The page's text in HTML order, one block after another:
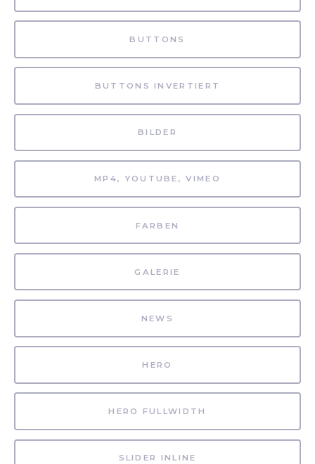
BUTTONS
BUTTONS INVERTIERT
BILDER
MP4, YOUTUBE, VIMEO
FARBEN
GALERIE
NEWS
HERO
HERO FULLWIDTH
SLIDER INLINE